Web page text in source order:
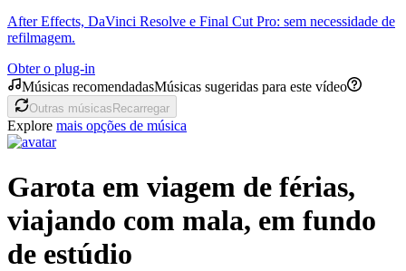
After Effects, DaVinci Resolve e Final Cut Pro: sem necessidade de
refilmagem.
Obter o plug-in
Músicas recomendadasMúsicas sugeridas para este vídeo
Outras músicas Recarregar
Explore mais opções de música
Garota em viagem de férias,
viajando com mala, em fundo
de estúdio